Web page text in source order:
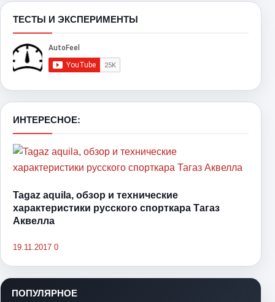
ТЕСТЫ И ЭКСПЕРИМЕНТЫ
ИНТЕРЕСНОЕ:
Tagaz aquila, обзор и технические
характеристики русского спорткара Тагаз
Аквелла
19.11.2017 0
ПОПУЛЯРНОЕ